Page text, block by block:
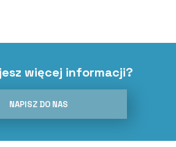
więcej informacji?
NAPISZ DO NAS